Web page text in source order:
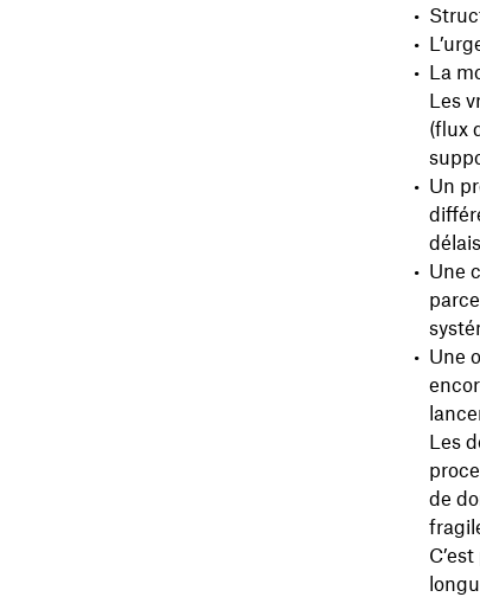
La
Les
(flux
Un
Une
Une
Les
de